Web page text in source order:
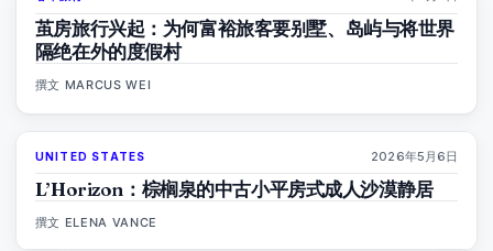
茧房旅行兴起：为何富裕旅客要别墅、岛屿与将世界
隔绝在外的度假村
撰文 MARCUS WEI
92% 68
UNITED STATES 2026年5月6日
L’Horizon：棕榈泉的中古小平房式成人沙漠静居
撰文 ELENA VANCE